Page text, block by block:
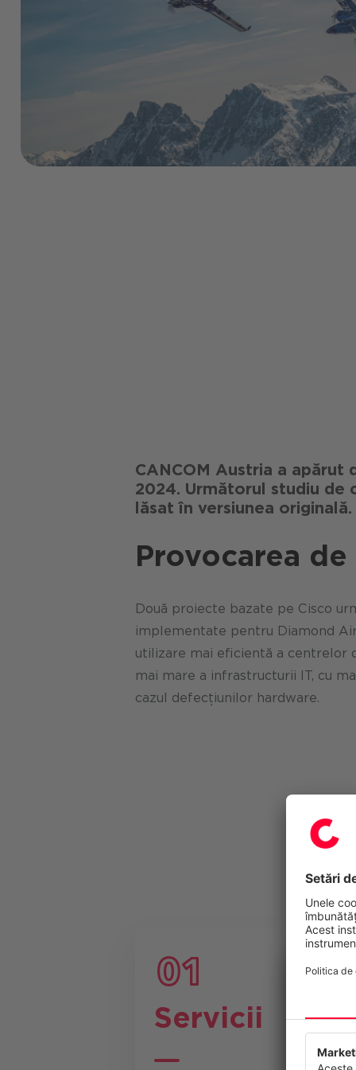
CANCOM Austria a apărut
2024. Următorul studiu de
lăsat în versiunea originală.
Provocarea
Două proiecte bazate pe Cisco
implementate pentru Diamond
utilizare mai eficientă a centrelor
mai mare a infrastructurii IT, cu
cazul defecțiunilor hardware.
Servicii
Acest